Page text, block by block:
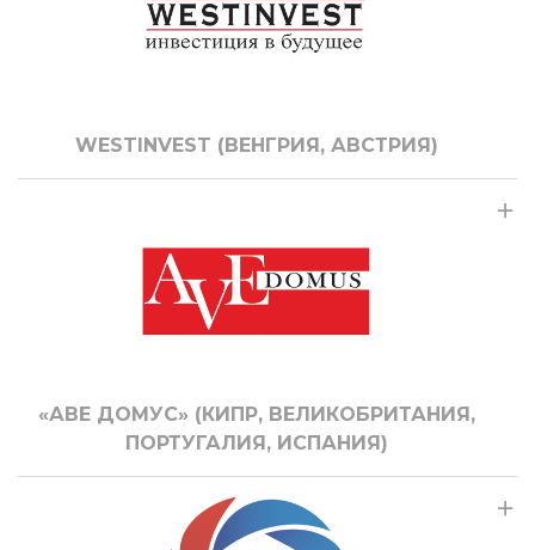
WESTINVEST (ВЕНГРИЯ, АВСТРИЯ)
«АВЕ ДОМУС» (КИПР, ВЕЛИКОБРИТАНИЯ,
ПОРТУГАЛИЯ, ИСПАНИЯ)